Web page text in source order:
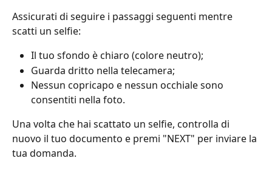
Assicurati di seguire i passaggi seguenti mentre
scatti un selfie:
Il tuo sfondo è chiaro (colore neutro);
Guarda dritto nella telecamera;
Nessun copricapo e nessun occhiale sono
consentiti nella foto.
Una volta che hai scattato un selfie, controlla di
nuovo il tuo documento e premi "NEXT" per inviare la
tua domanda.